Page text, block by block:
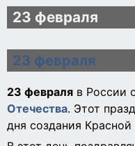
23 февраля
23 февраля
23 февраля в России
Отечества. Этот
дня создания